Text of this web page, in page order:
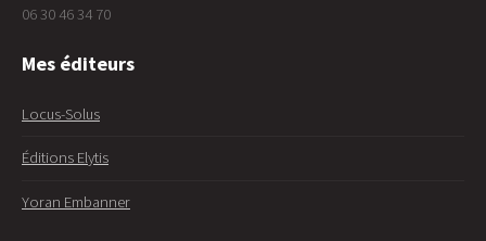
06 30 46 34 70
Mes éditeurs
Locus-Solus
Éditions Elytis
Yoran Embanner